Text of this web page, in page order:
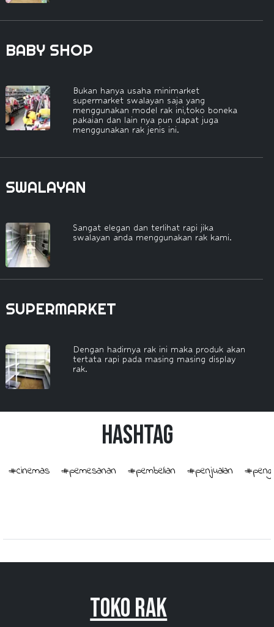
BABY SHOP
Bukan hanya usaha minimarket
supermarket swalayan saja yang
menggunakan model rak ini,toko boneka
pakaian dan lain nya pun dapat juga
menggunakan rak jenis ini.
SWALAYAN
Sangat elegan dan terlihat rapi jika
swalayan anda menggunakan rak kami.
SUPERMARKET
Dengan hadirnya rak ini maka produk akan
tertata rapi pada masing masing display
rak.
HashTag
#cinemas #pemesanan #pembelian #penjualan
Toko Rak